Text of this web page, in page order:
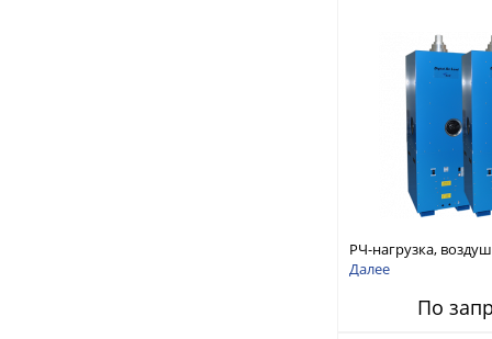
РЧ-нагрузка,
охлаждение 15кВт
Далее
По